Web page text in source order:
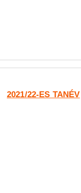
2021/22-ES TANÉV